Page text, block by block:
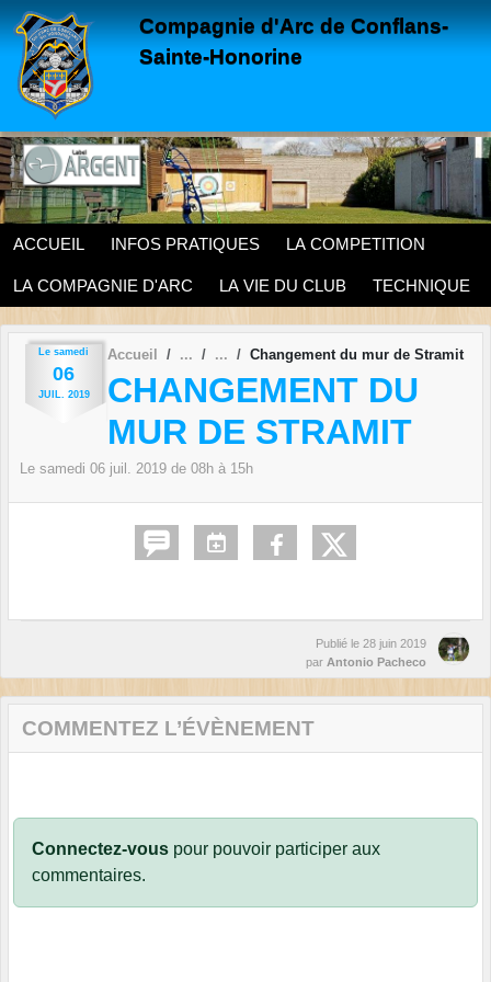
Compagnie d'Arc de Conflans-
Sainte-Honorine
ACCUEIL INFOS PRATIQUES LA COMPETITION
LA COMPAGNIE D'ARC LA VIE DU CLUB TECHNIQUE
Le samedi
06
JUIL. 2019
Accueil Changement du mur de Stramit
CHANGEMENT DU
MUR DE STRAMIT
Le samedi 06 juil. 2019 de 08h à 15h
Publié le 28 juin 2019
par Antonio Pacheco
COMMENTEZ L’ÉVÈNEMENT
Connectez-vous pour pouvoir participer aux
commentaires.
Panneau de gestion des cookies